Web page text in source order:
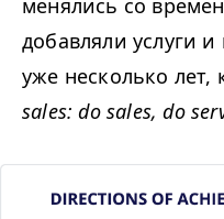
менялись со
добавляли услуги
уже несколько лет,
sales: do sales, do